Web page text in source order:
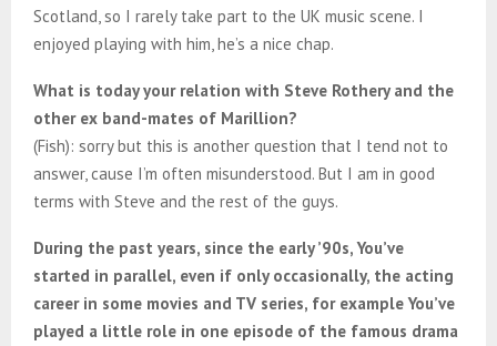
Scotland, so I rarely take part to the UK music scene. I
enjoyed playing with him, he’s a nice chap.
What is today your relation with Steve Rothery and the
other ex band-mates of Marillion?
(Fish): sorry but this is another question that I tend not to
answer, cause I’m often misunderstood. But I am in good
terms with Steve and the rest of the guys.
During the past years, since the early ’90s, You’ve
started in parallel, even if only occasionally, the acting
career in some movies and TV series, for example You’ve
played a little role in one episode of the famous drama